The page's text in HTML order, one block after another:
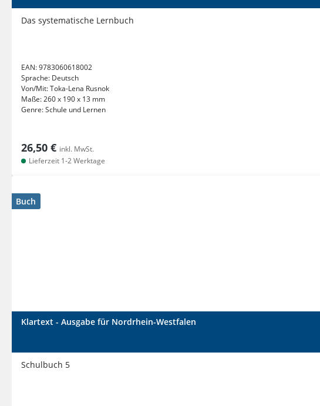
Das systematische Lernbuch
EAN:9783060618002
Sprache: Deutsch
Von/Mit:Toka-Lena Rusnok
Maße:260 x 190 x 13 mm
Genre:Schule und Lernen
26,50 € inkl. MwSt.
Lieferzeit 1-2 Werktage
Buch
Klartext - Ausgabe für Nordrhein-Westfalen
Schulbuch 5